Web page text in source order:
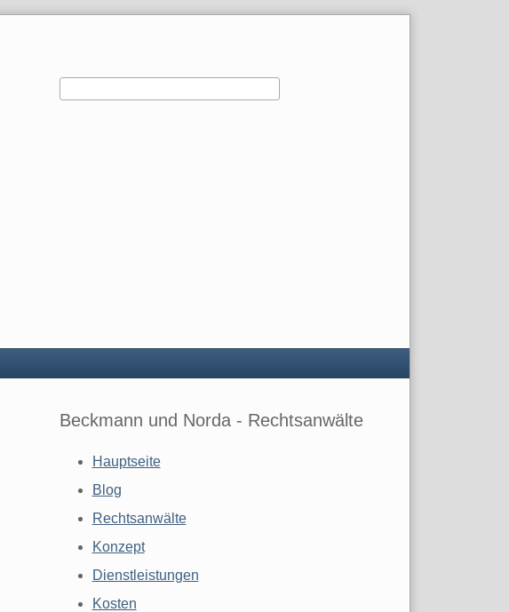
Beckmann und Norda - Rechtsanwälte
Hauptseite
Blog
Rechtsanwälte
Konzept
Dienstleistungen
Kosten